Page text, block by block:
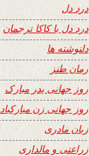
درد دل
درد دل با کاکا ترجمان
دلنوشته ها
رمان طنز
روز جهانی پدر مبارک
روز جهانی زن مبارکباد
زبان مادری
زراعتی و مالداری